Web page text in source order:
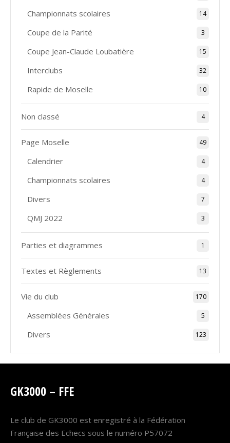
Championnats scolaires 14
Coupe de la Parité 3
Coupe Jean-Claude Loubatière 15
Interclubs 32
Rapide de Moselle 10
Non classé 4
Page Moselle 49
Calendrier 4
Championnats scolaires 4
Divers 7
QMJ 2022 3
Parties et diagrammes 1
Textes et Règlements 13
Vie du club 170
Assemblées Générales 5
Divers 123
GK3000 – FFE
Le club de GK3000 est enregistré à la Fédération
Française des Echecs sous le numéro P57072